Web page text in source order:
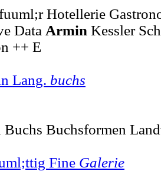
Hotellerie
Data Armin Kessler
++ E
Lang. buchs
Buchs Buchsformen
Fine Galerie